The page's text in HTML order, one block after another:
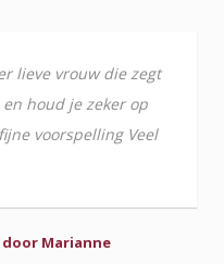
lieve vrouw die zegt
houd je zeker op
voorspelling Veel
door Marianne